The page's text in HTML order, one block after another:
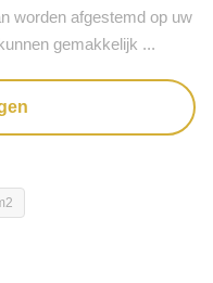
worden afgestemd op uw
gemakkelijk ...